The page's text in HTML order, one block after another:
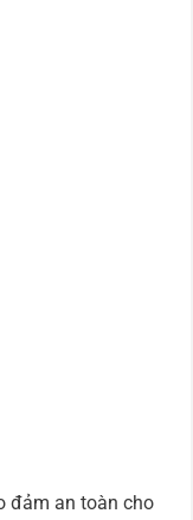
đảm an toàn cho